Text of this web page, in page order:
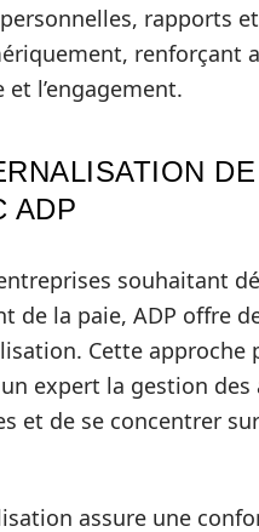
rapports
renforçant
et l’engagement.
ADP
souhaitant
de la paie, ADP offre
Cette approche
expert la gestion des
et de se concentrer
assure une